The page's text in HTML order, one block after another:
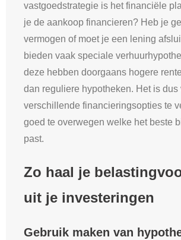
vastgoedstrategie is het financiële
je de aankoop financieren? Heb je
vermogen of moet je een lening
bieden vaak speciale
deze hebben doorgaans hogere
dan reguliere hypotheken. Het is dus
verschillende financieringsopties te
goed te overwegen welke het beste
past.
Zo haal je
uit je investeringen
Gebruik maken van